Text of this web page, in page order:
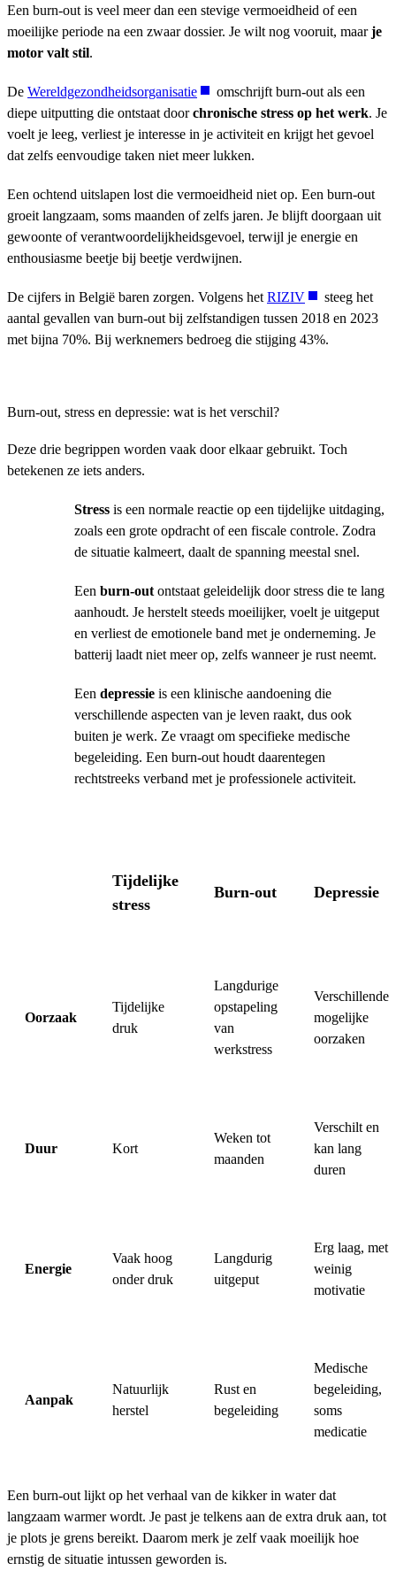
Een burn-out is veel meer dan een stevige vermoeidheid of een
moeilijke periode na een zwaar dossier. Je wilt nog vooruit, maarje
motor valt stil.
De Wereldgezondheidsorganisatie
omschrijft burn-out als een
diepe uitputting die ontstaat doorchronische stress op het werk. Je
voelt je leeg, verliest je interesse in je activiteit en krijgt het gevoel
dat zelfs eenvoudige taken niet meer lukken.
Een ochtend uitslapen lost die vermoeidheid niet op. Een burn-out
groeit langzaam, soms maanden of zelfs jaren. Je blijft doorgaan uit
gewoonte of verantwoordelijkheidsgevoel, terwijl je energie en
enthousiasme beetje bij beetje verdwijnen.
De cijfers in België baren zorgen. Volgens het RIZIV
steeg het
aantal gevallen van burn-out bij zelfstandigen tussen 2018 en 2023
met bijna 70%. Bij werknemers bedroeg die stijging 43%.
Burn-out, stress en depressie: wat is het verschil?
Deze drie begrippen worden vaak door elkaar gebruikt. Toch
betekenen ze iets anders.
Stress is een normale reactie op een tijdelijke uitdaging,
zoals een grote opdracht of een fiscale controle. Zodra
de situatie kalmeert, daalt de spanning meestal snel.
Een burn-out ontstaat geleidelijk door stress die te lang
aanhoudt. Je herstelt steeds moeilijker, voelt je uitgeput
en verliest de emotionele band met je onderneming. Je
batterij laadt niet meer op, zelfs wanneer je rust neemt.
Een depressie is een klinische aandoening die
verschillende aspecten van je leven raakt, dus ook
buiten je werk. Ze vraagt om specifieke medische
begeleiding. Een burn-out houdt daarentegen
rechtstreeks verband met je professionele activiteit.
Tijdelijke
stress
Burn-out Depressie
Oorzaak
Tijdelijke
druk
Langdurige
opstapeling
van
werkstress
Verschillende
mogelijke
oorzaken
Duur Kort
Weken tot
maanden
Verschilt en
kan lang
duren
Energie
Vaak hoog
onder druk
Langdurig
uitgeput
Erg laag, met
weinig
motivatie
Aanpak
Natuurlijk
herstel
Rust en
begeleiding
Medische
begeleiding,
soms
medicatie
Een burn-out lijkt op het verhaal van de kikker in water dat
langzaam warmer wordt. Je past je telkens aan de extra druk aan, tot
je plots je grens bereikt. Daarom merk je zelf vaak moeilijk hoe
ernstig de situatie intussen geworden is.